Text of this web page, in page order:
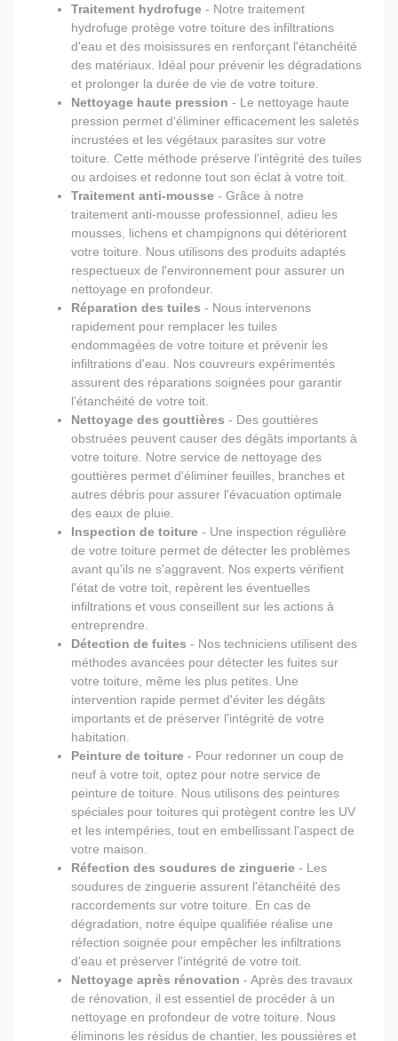
Traitement hydrofuge - Notre traitement
hydrofuge protège votre toiture des infiltrations
d'eau et des moisissures en renforçant l'étanchéité
des matériaux. Idéal pour prévenir les dégradations
et prolonger la durée de vie de votre toiture.
Nettoyage haute pression - Le nettoyage haute
pression permet d'éliminer efficacement les saletés
incrustées et les végétaux parasites sur votre
toiture. Cette méthode préserve l'intégrité des tuiles
ou ardoises et redonne tout son éclat à votre toit.
Traitement anti-mousse - Grâce à notre
traitement anti-mousse professionnel, adieu les
mousses, lichens et champignons qui détériorent
votre toiture. Nous utilisons des produits adaptés
respectueux de l'environnement pour assurer un
nettoyage en profondeur.
Réparation des tuiles - Nous intervenons
rapidement pour remplacer les tuiles
endommagées de votre toiture et prévenir les
infiltrations d'eau. Nos couvreurs expérimentés
assurent des réparations soignées pour garantir
l'étanchéité de votre toit.
Nettoyage des gouttières - Des gouttières
obstruées peuvent causer des dégâts importants à
votre toiture. Notre service de nettoyage des
gouttières permet d'éliminer feuilles, branches et
autres débris pour assurer l'évacuation optimale
des eaux de pluie.
Inspection de toiture - Une inspection régulière
de votre toiture permet de détecter les problèmes
avant qu'ils ne s'aggravent. Nos experts vérifient
l'état de votre toit, repèrent les éventuelles
infiltrations et vous conseillent sur les actions à
entreprendre.
Détection de fuites - Nos techniciens utilisent des
méthodes avancées pour détecter les fuites sur
votre toiture, même les plus petites. Une
intervention rapide permet d'éviter les dégâts
importants et de préserver l'intégrité de votre
habitation.
Peinture de toiture - Pour redonner un coup de
neuf à votre toit, optez pour notre service de
peinture de toiture. Nous utilisons des peintures
spéciales pour toitures qui protègent contre les UV
et les intempéries, tout en embellissant l'aspect de
votre maison.
Réfection des soudures de zinguerie - Les
soudures de zinguerie assurent l'étanchéité des
raccordements sur votre toiture. En cas de
dégradation, notre équipe qualifiée réalise une
réfection soignée pour empêcher les infiltrations
d'eau et préserver l'intégrité de votre toit.
Nettoyage après rénovation - Après des travaux
de rénovation, il est essentiel de procéder à un
nettoyage en profondeur de votre toiture. Nous
éliminons les résidus de chantier, les poussières et